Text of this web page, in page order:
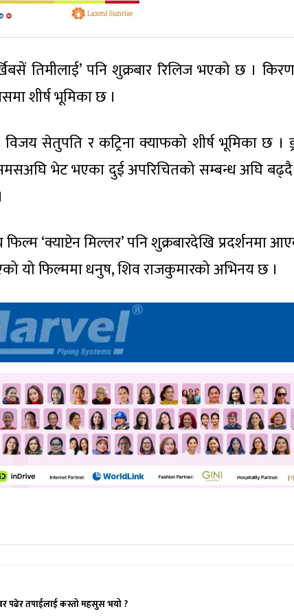
तिमीलाई’ पनि शुक्रबार रिलिज भएको छ । किरण
शीर्ष भूमिका छ ।
विजय सेतुपति र कट्रिना क्याफको शीर्ष भूमिका छ ।
भेट भएका दुई अपरिचितको सम्बन्ध अघि
‘क्याप्टेन मिल्लर’ पनि शुक्रबारदेखि प्रदर्शनमा
यो फिल्ममा धनुष, शिव राजकुमारको अभिनय छ ।
पढेर तपाईलाई कस्तो महसुस भयो ?